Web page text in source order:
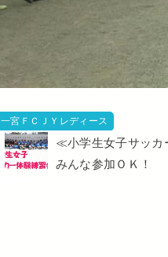
一宮ＦＣＪＹレディース
≪小学生女子サッカ
みんな参加ＯＫ！